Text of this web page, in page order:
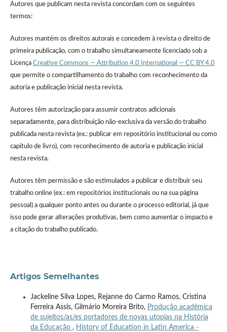
Autores que publicam nesta revista concordam com os seguintes
termos:
Autores mantém os direitos autorais e concedem à revista o direito de
primeira publicação, com o trabalho simultaneamente licenciado sob a
Licença Creative Commons — Attribution 4.0 International — CC BY 4.0
que permite o compartilhamento do trabalho com reconhecimento da
autoria e publicação inicial nesta revista.
Autores têm autorização para assumir contratos adicionais
separadamente, para distribuição não-exclusiva da versão do trabalho
publicada nesta revista (ex.: publicar em repositório institucional ou como
capítulo de livro), com reconhecimento de autoria e publicação inicial
nesta revista.
Autores têm permissão e são estimulados a publicar e distribuir seu
trabalho online (ex.: em repositórios institucionais ou na sua página
pessoal) a qualquer ponto antes ou durante o processo editorial, já que
isso pode gerar alterações produtivas, bem como aumentar o impacto e
a citação do trabalho publicado.
Artigos Semelhantes
Jackeline Silva Lopes, Rejanne do Carmo Ramos, Cristina
Ferreira Assis, Gilmário Moreira Brito, Produção acadêmica
de sujeitos/as/es portadores de novas utopias na História
da Educação , History of Education in Latin America -